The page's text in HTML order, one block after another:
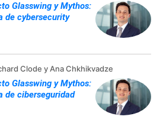
Glasswing y Mythos:
de cybersecurity
Clode y Ana Chkhikvadze
Glasswing y Mythos:
de ciberseguridad